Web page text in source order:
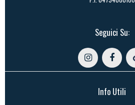
Seguici Su:
Info Utili